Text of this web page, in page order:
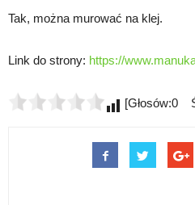
Tak, można murować na klej.
Link do strony: https://
[Głosów:0